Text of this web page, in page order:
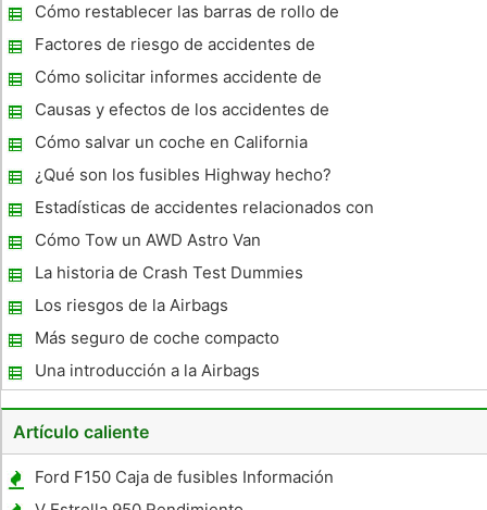
tracción trabajan activamente para ayudar al conductor a
evitar una co
Cómo restablecer las barras de rollo de
Mercedes Reposacabezas
Factores de riesgo de accidentes de
vehículos de motor
Cómo solicitar informes accidente de
tránsito
Causas y efectos de los accidentes de
tráfico
Cómo salvar un coche en California
¿Qué son los fusibles Highway hecho?
Estadísticas de accidentes relacionados con
vehículos de Accidentes Estadísticas
Cómo Tow un AWD Astro Van
La historia de Crash Test Dummies
Los riesgos de la Airbags
Más seguro de coche compacto
Una introducción a la Airbags
Artículo caliente
Ford F150 Caja de fusibles Información